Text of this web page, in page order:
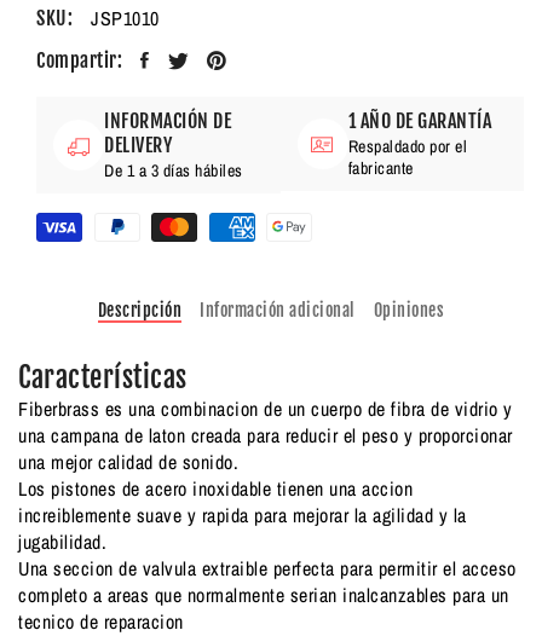
SKU: JSP1010
Compartir:
INFORMACIÓN DE
DELIVERY
De 1 a 3 días hábiles
1 AÑO DE GARANTÍA
Respaldado por el
fabricante
Descripción Información adicional Opiniones
Características
Fiberbrass es una combinacion de un cuerpo de fibra de vidrio y
una campana de laton creada para reducir el peso y proporcionar
una mejor calidad de sonido.
Los pistones de acero inoxidable tienen una accion
increiblemente suave y rapida para mejorar la agilidad y la
jugabilidad.
Una seccion de valvula extraible perfecta para permitir el acceso
completo a areas que normalmente serian inalcanzables para un
tecnico de reparacion